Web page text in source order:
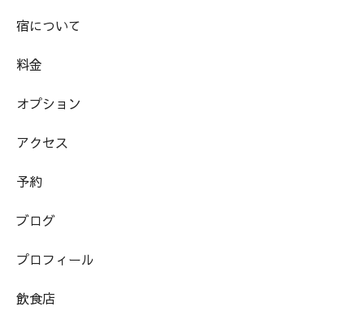
宿について
料金
オプション
アクセス
予約
ブログ
プロフィール
飲食店